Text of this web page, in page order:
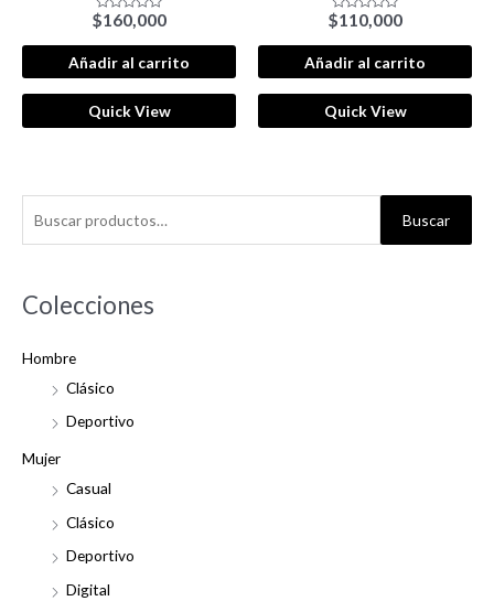
c
r
Buscar
Colecciones
Hombre
Clásico
Deportivo
Mujer
Casual
Clásico
Deportivo
Digital
Valorado
con
0
de
5
$160,000
Añadir al carrito
Quick View
Valorado
con
0
de
5
$110,000
Añadir al carrito
Quick View